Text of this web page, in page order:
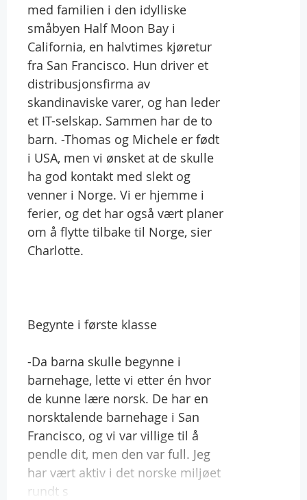
med familien i den idylliske
småbyen Half Moon Bay i
California, en halvtimes kjøretur
fra San Francisco. Hun driver et
distribusjonsfirma av
skandinaviske varer, og han leder
et IT-selskap. Sammen har de to
barn. -Thomas og Michele er født
i USA, men vi ønsket at de skulle
ha god kontakt med slekt og
venner i Norge. Vi er hjemme i
ferier, og det har også vært planer
om å flytte tilbake til Norge, sier
Charlotte.
Begynte i første klasse
-Da barna skulle begynne i
barnehage, lette vi etter én hvor
de kunne lære norsk. De har en
norsktalende barnehage i San
Francisco, og vi var villige til å
pendle dit, men den var full. Jeg
har vært aktiv i det norske miljøet
rundt s